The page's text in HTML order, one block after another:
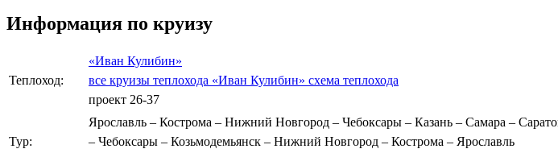
Информация по круизу
Теплоход:
«Иван Кулибин»
все круизы теплохода «Иван Кулибин» схема теплохода
проект 26-37
Тур:
Ярославль – Кострома – Нижний Новгород – Чебоксары – Казань – Самара –
– Чебоксары – Козьмодемьянск – Нижний Новгород – Кострома – Ярославль